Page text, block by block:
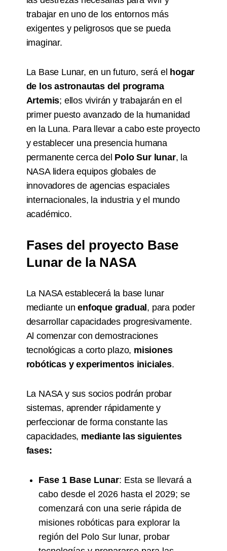
trabajar en uno de los entornos más
exigentes y peligrosos que se pueda
imaginar.
La Base Lunar, en un futuro, será el hogar
de los astronautas del programa
Artemis; ellos vivirán y trabajarán en el
primer puesto avanzado de la humanidad
en la Luna. Para llevar a cabo este proyecto
y establecer una presencia humana
permanente cerca del Polo Sur lunar, la
NASA lidera equipos globales de
innovadores de agencias espaciales
internacionales, la industria y el mundo
académico.
Fases del proyecto Base
Lunar de la NASA
La NASA establecerá la base lunar
mediante unenfoque gradual, para poder
desarrollar capacidades progresivamente.
Al comenzar con demostraciones
tecnológicas a corto plazo, misiones
robóticas y experimentos iniciales.
La NASA y sus socios podrán probar
sistemas, aprender rápidamente y
perfeccionar de forma constante las
capacidades, mediante las siguientes
fases:
Fase 1 Base Lunar: Esta se llevará a
cabo desde el 2026 hasta el 2029; se
comenzará con una serie rápida de
misiones robóticas para explorar la
región del Polo Sur lunar, probar